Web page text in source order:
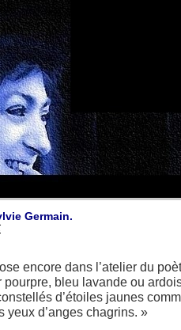
Germain.
encore dans l’atelier du
pourpre, bleu lavande ou
d’étoiles jaunes
yeux d’anges chagrins. »